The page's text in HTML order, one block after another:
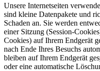
Unsere Internetseiten
sind kleine Datenpakete und
Schaden an. Sie werden
einer Sitzung (Session-
Cookies) auf Ihrem Endgerät
nach Ende Ihres Besuchs
bleiben auf Ihrem Endgerät
oder eine automatische